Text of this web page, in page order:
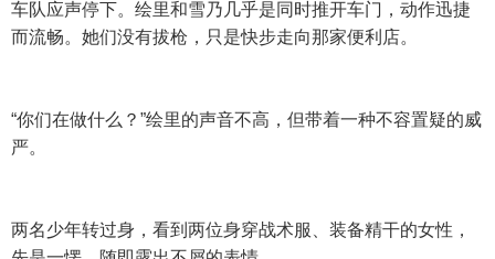
车队应声停下。绘里和雪乃几乎是同时推开车门，动作迅捷
而流畅。她们没有拔枪，只是快步走向那家便利店。
“你们在做什么？”绘里的声音不高，但带着一种不容置疑的威
严。
两名少年转过身，看到两位身穿战术服、装备精干的女性，